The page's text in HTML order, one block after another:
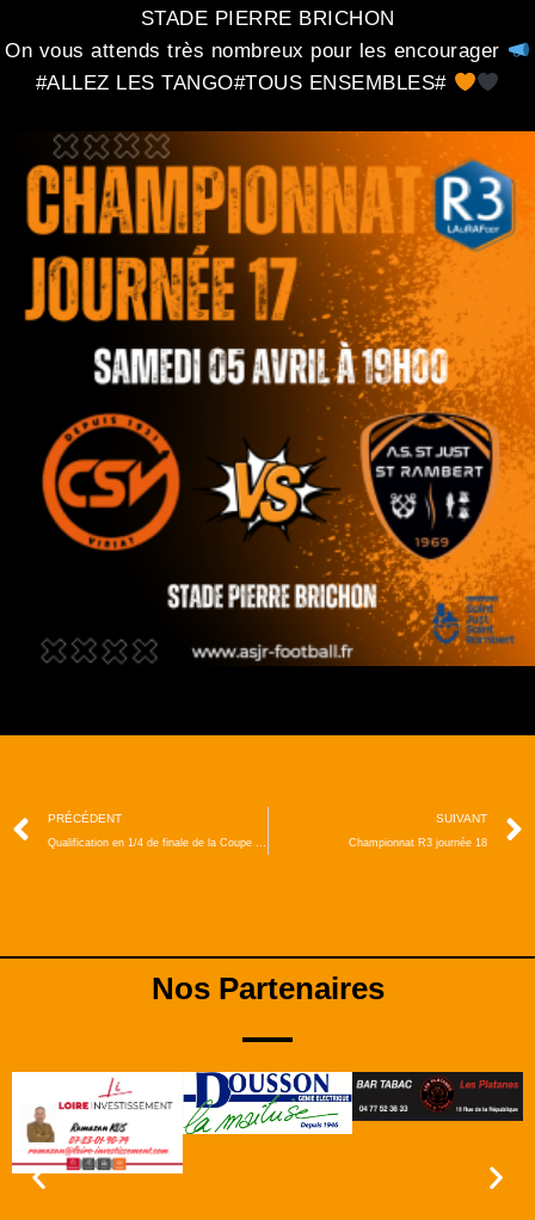
STADE PIERRE BRICHON
On vous attends très nombreux pour les encourager
#ALLEZ LES TANGO#TOUS ENSEMBLES#
PRÉCÉDENT
Qualification en 1/4 de finale de la Coupe Laurafoot
SUIVANT
Championnat R3 journée 18
Nos Partenaires